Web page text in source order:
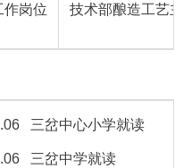
作岗位 技术部酿造工艺主
三岔中心小学就读
三岔中学就读